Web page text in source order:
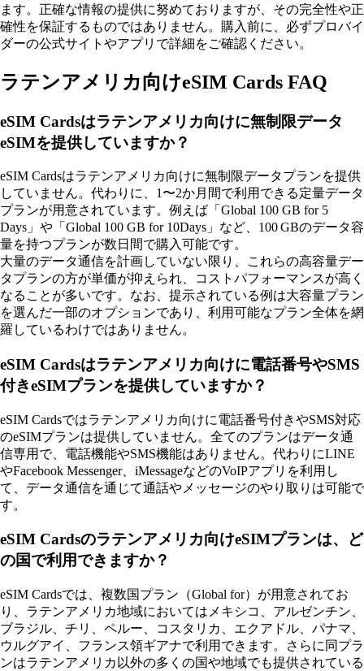
ます。正確な情報の提供に努めておりますが、その完全性や正
確性を保証するものではありません。購入前に、必ずプロバイ
ダーの公式サイトやアプリで詳細をご確認ください。
ラテンアメリカ向けeSIM Cards FAQ
eSIM Cardsはラテンアメリカ向けに無制限データ
eSIMを提供していますか？
eSIM Cardsはラテンアメリカ向けに無制限データプランを提供
していません。代わりに、1〜2か月間で利用できる定量データ
プランが用意されています。例えば「Global 100 GB for 5
Days」や「Global 100 GB for 10Days」など、100 GBのデータ容
量を持つプランが数日間で購入可能です。
大量のデータ通信を計画していない限り、これらの高容量デー
タプランの方が単価が抑えられ、コストパフォーマンスが高く
なることが多いです。なお、提示されている例は大容量プラン
を選んだ一部のオプションであり、利用可能なプラン全体を網
羅しているわけではありません。
eSIM Cardsはラテンアメリカ向けに電話番号やSMS
付きeSIMプランを提供していますか？
eSIM Cardsではラテンアメリカ向けに電話番号付きやSMS対応
のeSIMプランは提供していません。全てのプランはデータ通
信専用で、電話機能やSMS機能はありません。代わりにLINE
やFacebook Messenger、iMessageなどのVoIPアプリを利用し
て、データ通信を通じて通話やメッセージのやり取りは可能で
す。
eSIM Cardsのラテンアメリカ向けeSIMプランは、ど
の国で利用できますか？
eSIM Cardsでは、複数国プラン（Global for）が用意されてお
り、ラテンアメリカ地域においてはメキシコ、アルゼンチン、
ブラジル、チリ、ペルー、コスタリカ、エクアドル、パナマ、
ウルグアイ、フランス領ギアナで利用できます。さらに同プラ
ンはラテンアメリカ以外の多くの国や地域でも提供されている